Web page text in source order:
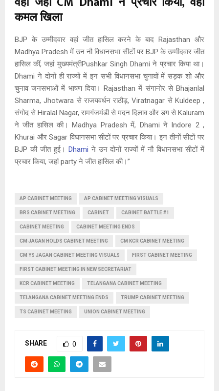
कमल खिला
BJP के उम्मीदवार वहां जीत हासिल करने के बाद Rajasthan और
Madhya Pradesh में उन नौ विधानसभा सीटों पर BJP के उम्मीदवार जीत
हासिल कीं, जहां मुख्यमंत्रीPushkar Singh Dhami ने प्रचार किया था।
Dhami ने दोनों ही राज्यों में इन सभी विधानसभा चुनावों में सड़क शो और
चुनाव जनसभाओं में भाषण दिया। Rajasthan में संगानोर से Bhajanlal
Sharma, Jhotwara से राजयवर्धन राठौड़, Viratnagar से Kuldeep ,
संगोद से Hiralal Nagar, रामगंजमंडी से मदन दिलाव और डग से Kaluram
ने जीत हासिल की। Madhya Pradesh में, Dhami ने Indore 2 ,
Khurai और Sagar विधानसभा सीटों पर प्रचार किया। इन तीनों सीटों पर
BJP की जीत हुई। Dhami ने उन दोनों राज्यों में नौ विधानसभा सीटों में
प्रचार किया, जहां party ने जीत हासिल की।”
AP CABINET MEETING AP CABINET MEETING VISUALS
BRS CABINET MEETING CABINET CABINET BATTLE #1
CABINET MEETING CABINET MEETING ENDS
CM JAGAN HOLDS CABINET MEETING CM KCR CABINET MEETING
CM YS JAGAN CABINET MEETING VISUALS FIRST CABINET MEETING
FIRST CABINET MEETING IN NEW SECRETARIAT
KCR CABINET MEETING TELANGANA CABINET MEETING
TELANGANA CABINET MEETING ENDS TRUMP CABINET MEETING
TS CABINET MEETING UNION CABINET MEETING
SHARE 0